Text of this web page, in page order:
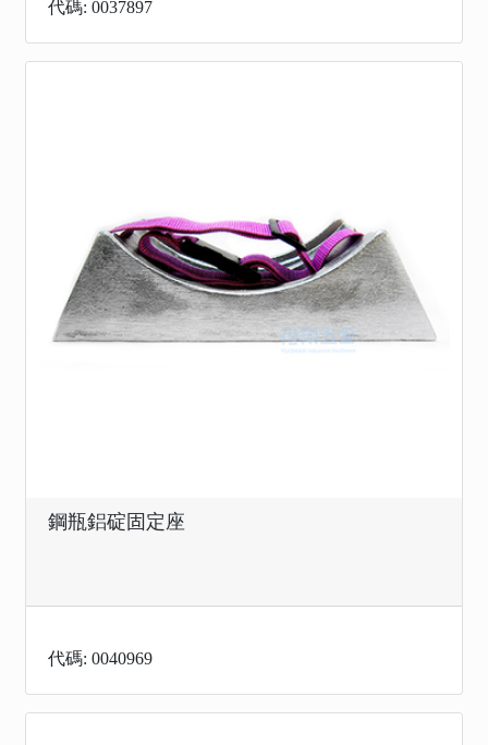
代碼: 0037897
鋼瓶鋁碇固定座
代碼: 0040969